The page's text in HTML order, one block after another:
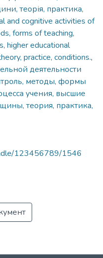
теорія, практика,
and cognitive activities of
forms of teaching,
higher educational
practice, conditions.,
деятельности
методы, формы
учения, высшие
теория, практика,
123456789/1546